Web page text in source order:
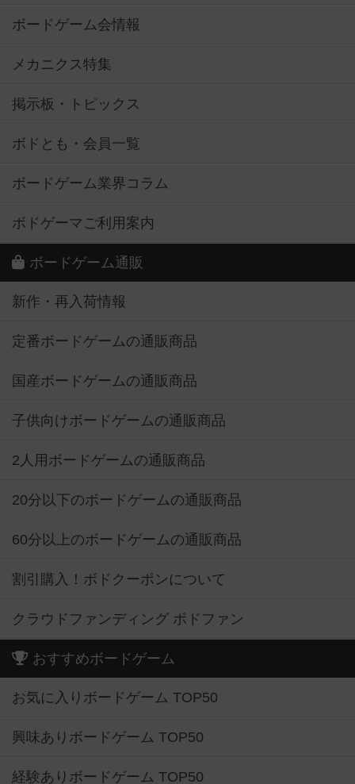
ボードゲーム会情報
メカニクス特集
掲示板・トピックス
ボドとも・会員一覧
ボードゲーム業界コラム
ボドゲーマご利用案内
ボードゲーム通販
新作・再入荷情報
定番ボードゲームの通販商品
国産ボードゲームの通販商品
子供向けボードゲームの通販商品
2人用ボードゲームの通販商品
20分以下のボードゲームの通販商品
60分以上のボードゲームの通販商品
割引購入！ボドクーポンについて
クラウドファンディング ボドファン
おすすめボードゲーム
お気に入りボードゲーム TOP50
興味ありボードゲーム TOP50
経験ありボードゲーム TOP50